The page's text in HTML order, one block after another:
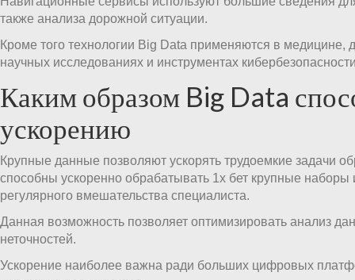
также анализа дорожной ситуации.
Кроме того технологии Big Data применяются в медицине,
научных исследованиях и инструментах
Каким образом Big Data
ускорению
Крупные данные позволяют ускорять трудоемкие задачи
способны ускоренно обрабатывать 1х бет крупные
регулярного вмешательства специалиста.
Данная возможность позволяет оптимизировать анализ
неточностей.
Ускорение наиболее важна ради больших цифровых